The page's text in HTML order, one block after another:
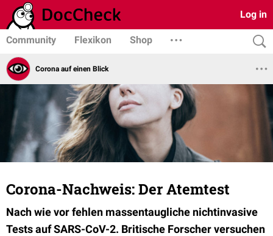
Log in
Community Flexikon Shop
Corona auf einen Blick
Corona-Nachweis: Der Atemtest
Nach wie vor fehlen massentaugliche nichtinvasive
Tests auf SARS-CoV-2. Britische Forscher versuchen